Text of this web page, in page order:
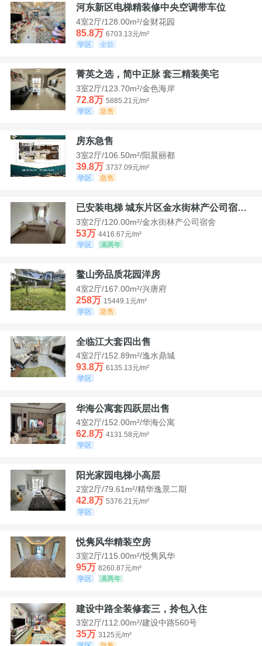
河东新区电梯精装修中央空调带车位
4室2厅/128.00m²/金财花园
85.8万 6703.13元/m²
学区
全款
菁英之选，简中正脉 套三精装美宅
3室2厅/123.70m²/金色海岸
72.8万 5885.21元/m²
学区
急售
房东急售
3室2厅/106.50m²/阳晨丽都
39.8万 3737.09元/m²
学区
急售
已安装电梯 城东片区金水街林产公司宿舍套三可看江景
3室2厅/120.00m²/金水街林产公司宿舍
53万 4416.67元/m²
学区
满两年
鳌山旁品质花园洋房
4室2厅/167.00m²/兴唐府
258万 15449.1元/m²
学区
急售
全临江大套四出售
4室2厅/152.89m²/逸水鼎城
93.8万 6135.13元/m²
学区
华海公寓套四跃层出售
4室2厅/152.00m²/华海公寓
62.8万 4131.58元/m²
学区
阳光家园电梯小高层
2室2厅/79.61m²/精华逸景二期
42.8万 5376.21元/m²
学区
悦隽风华精装空房
3室2厅/115.00m²/悦隽风华
95万 8260.87元/m²
学区
满两年
建设中路全装修套三，拎包入住
3室2厅/112.00m²/建设中路560号
35万 3125元/m²